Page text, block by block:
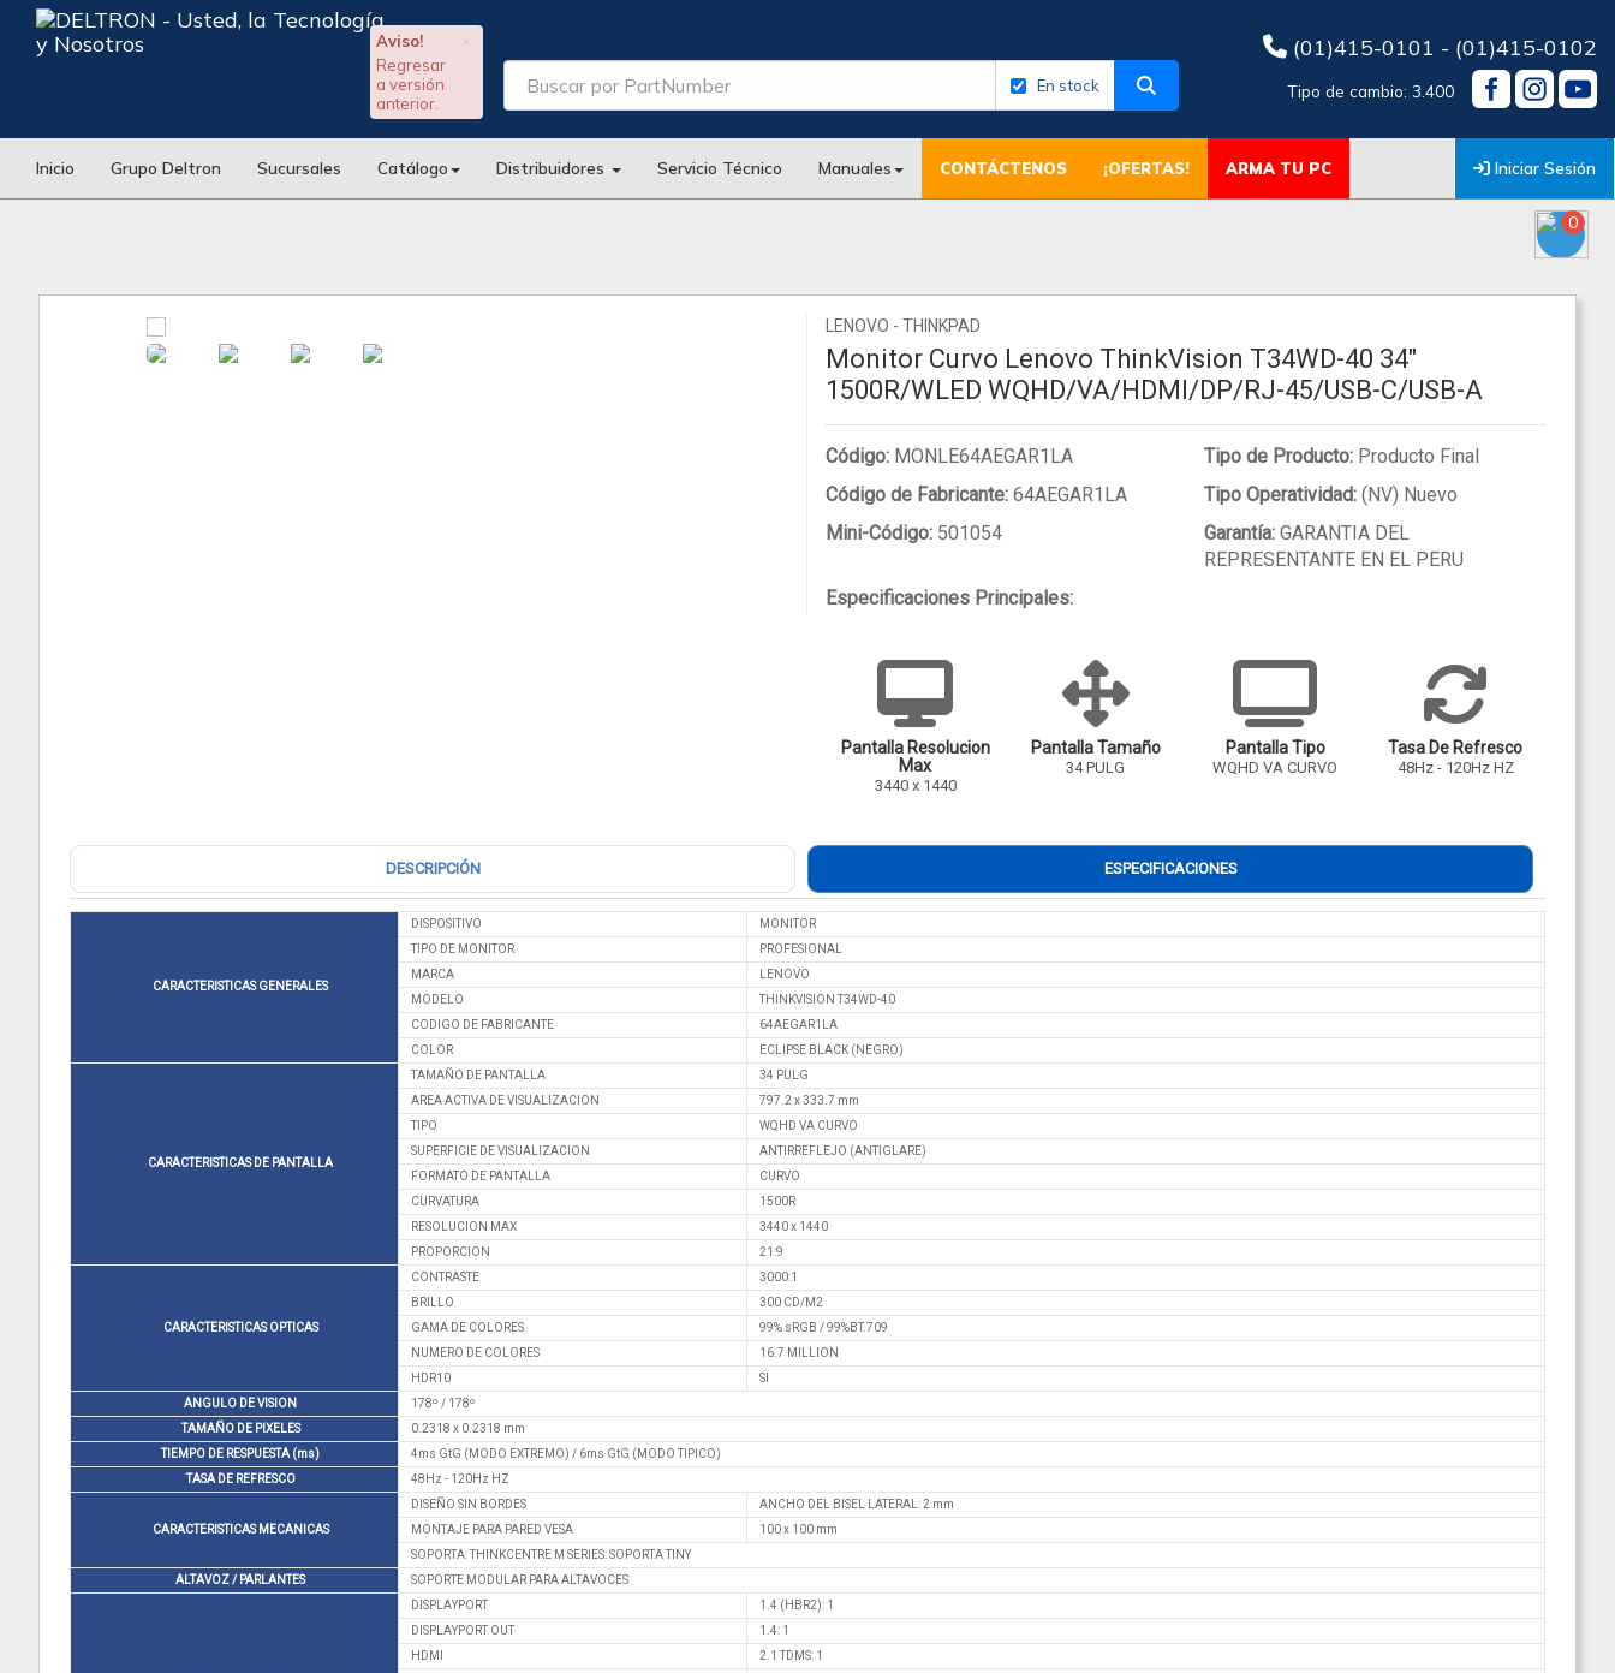
×
Aviso!
Regresar
a versión
anterior.
En stock
(01)415-0101 - (01)415-0102
Tipo de cambio: 3.400
Inicio Grupo Deltron Sucursales Catálogo Distribuidores Servicio Técnico Manuales CONTÁCTENOS ¡OFERTAS! ARMA TU PC Iniciar Sesión
0
LENOVO - THINKPAD
Monitor Curvo Lenovo ThinkVision T34WD-40 34"
1500R/WLED WQHD/VA/HDMI/DP/RJ-45/USB-C/USB-A
Código: MONLE64AEGAR1LA
Código de Fabricante: 64AEGAR1LA
Mini-Código: 501054
Tipo de Producto:Producto Final
Tipo Operatividad:(NV) Nuevo
Garantía:GARANTIA DEL
REPRESENTANTE EN EL PERU
Especificaciones Principales:
Pantalla Resolucion
Max
3440 x 1440
Pantalla Tamaño
34 PULG
Pantalla Tipo
WQHD VA CURVO
Tasa De Refresco
48Hz - 120Hz HZ
DESCRIPCIÓN ESPECIFICACIONES
CARACTERISTICAS GENERALES
DISPOSITIVO
MONITOR
TIPO DE MONITOR
PROFESIONAL
MARCA
LENOVO
MODELO
THINKVISION T34WD-40
CODIGO DE FABRICANTE
64AEGAR1LA
COLOR
ECLIPSE BLACK (NEGRO)
CARACTERISTICAS DE PANTALLA
TAMAÑO DE PANTALLA
34 PULG
AREA ACTIVA DE VISUALIZACION
797.2 x 333.7 mm
TIPO
WQHD VA CURVO
SUPERFICIE DE VISUALIZACION
ANTIRREFLEJO (ANTIGLARE)
FORMATO DE PANTALLA
CURVO
CURVATURA
1500R
RESOLUCION MAX
3440 x 1440
PROPORCION
21:9
CARACTERISTICAS OPTICAS
CONTRASTE
3000:1
BRILLO
300 CD/M2
GAMA DE COLORES
99% sRGB / 99%BT.709
NUMERO DE COLORES
16.7 MILLION
HDR10
SI
ANGULO DE VISION
178º / 178º
TAMAÑO DE PIXELES
0.2318 x 0.2318 mm
TIEMPO DE RESPUESTA (ms)
4ms GtG (MODO EXTREMO) / 6ms GtG (MODO TIPICO)
TASA DE REFRESCO
48Hz - 120Hz HZ
CARACTERISTICAS MECANICAS
DISEÑO SIN BORDES
ANCHO DEL BISEL LATERAL: 2 mm
MONTAJE PARA PARED VESA
100 x 100 mm
SOPORTA: THINKCENTRE M SERIES: SOPORTA TINY
ALTAVOZ / PARLANTES
SOPORTE MODULAR PARA ALTAVOCES
DISPLAYPORT
1.4 (HBR2): 1
DISPLAYPORT OUT
1.4: 1
HDMI
2.1 TDMS: 1